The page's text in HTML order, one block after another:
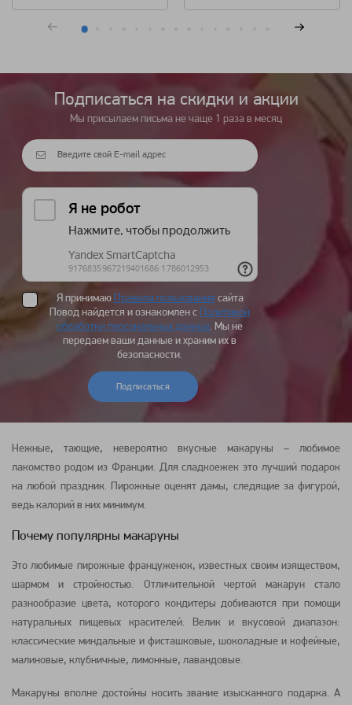
Подписаться на cкидки и акции
Мы присылаем письма не чаще 1 раза в месяц
Я принимаю Правила пользования сайта
Повод найдется и ознакомлен с Политикой
обработки персональных данных. Мы не
передаем ваши данные и храним их в
безопасности.
Подписаться
Нежные, тающие, невероятно вкусные макаруны – любимое
лакомство родом из Франции. Для сладкоежек это лучший подарок
на любой праздник. Пирожные оценят дамы, следящие за фигурой,
ведь калорий в них минимум.
Почему популярны макаруны
Это любимые пирожные француженок, известных своим изяществом,
шармом и стройностью. Отличительной чертой макарун стало
разнообразие цвета, которого кондитеры добиваются при помощи
натуральных пищевых красителей. Велик и вкусовой диапазон:
классические миндальные и фисташковые, шоколадные и кофейные,
малиновые, клубничные, лимонные, лавандовые.
Макаруны вполне достойны носить звание изысканного подарка. А